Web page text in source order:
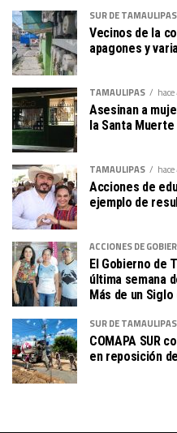
SUR DE TAMAULIPAS
Vecinos de la
apagones y
TAMAULIPAS
Asesinan a
la Santa
TAMAULIPAS
Acciones de
ejemplo de
ACCIONES DE
El Gobierno de
última semana
Más de un
SUR DE TAMAULIPAS
COMAPA SUR
en reposición